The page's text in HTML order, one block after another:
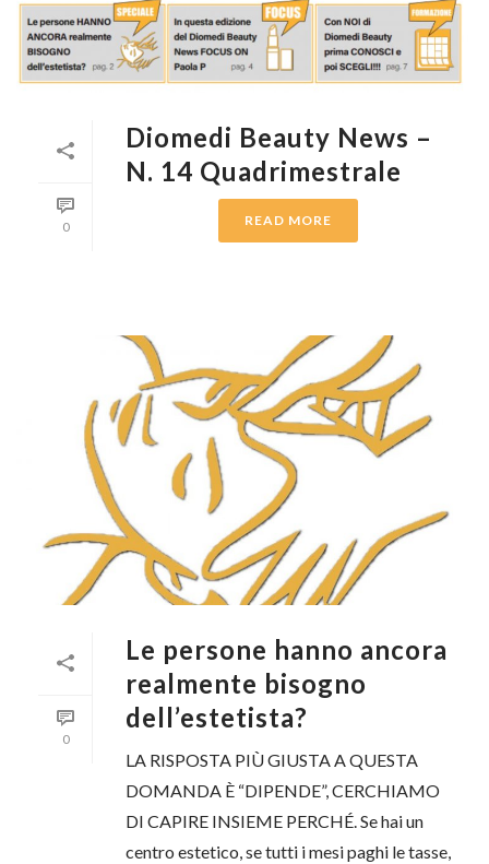
0
Diomedi Beauty News –
N. 14 Quadrimestrale
READ MORE
0
Le persone hanno ancora
realmente bisogno
dell’estetista?
LA RISPOSTA PIÙ GIUSTA A QUESTA
DOMANDA È “DIPENDE”, CERCHIAMO
DI CAPIRE INSIEME PERCHÉ. Se hai un
centro estetico, se tutti i mesi paghi le tasse,